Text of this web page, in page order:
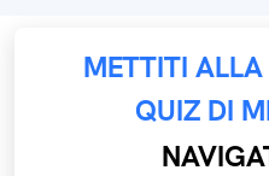
METTITI
QUIZ DI